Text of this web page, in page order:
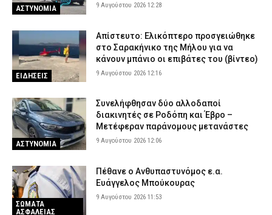
ΑΣΤΥΝΟΜΙΑ 9 Αυγούστου 2026 12:28
ΕΙΔΗΣΕΙΣ
Απίστευτο: Ελικόπτερο προσγειώθηκε
στο Σαρακήνικο της Μήλου για να
κάνουν μπάνιο οι επιβάτες του (βίντεο)
9 Αυγούστου 2026 12:16
ΑΣΤΥΝΟΜΙΑ
Συνελήφθησαν δύο αλλοδαποί
διακινητές σε Ροδόπη και Έβρο –
Μετέφεραν παράνομους μετανάστες
9 Αυγούστου 2026 12:06
ΣΩΜΑΤΑ
ΑΣΦΑΛΕΙΑΣ
Πέθανε ο Ανθυπαστυνόμος ε.α.
Ευάγγελος Μπούκουρας
9 Αυγούστου 2026 11:53